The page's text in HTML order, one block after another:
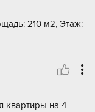
210 м2, Этаж:
квартиры на 4